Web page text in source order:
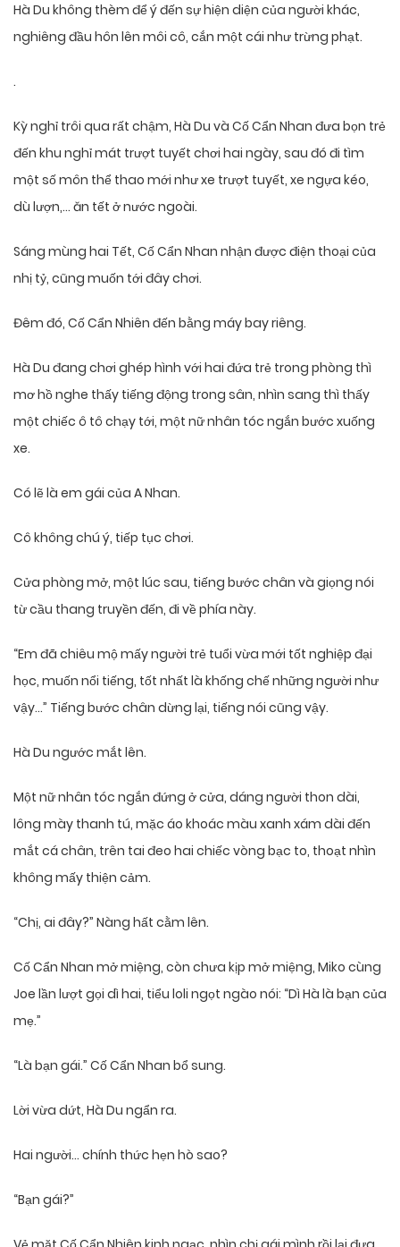
Hà Du không thèm để ý đến sự hiện diện của người khác,
nghiêng đầu hôn lên môi cô, cắn một cái như trừng phạt.
.
Kỳ nghỉ trôi qua rất chậm, Hà Du và Cố Cẩn Nhan đưa bọn trẻ
đến khu nghỉ mát trượt tuyết chơi hai ngày, sau đó đi tìm
một số môn thể thao mới như xe trượt tuyết, xe ngựa kéo,
dù lượn,… ăn tết ở nước ngoài.
Sáng mùng hai Tết, Cố Cẩn Nhan nhận được điện thoại của
nhị tỷ, cũng muốn tới đây chơi.
Đêm đó, Cố Cẩn Nhiên đến bằng máy bay riêng.
Hà Du đang chơi ghép hình với hai đứa trẻ trong phòng thì
mơ hồ nghe thấy tiếng động trong sân, nhìn sang thì thấy
một chiếc ô tô chạy tới, một nữ nhân tóc ngắn bước xuống
xe.
Có lẽ là em gái của A Nhan.
Cô không chú ý, tiếp tục chơi.
Cửa phòng mở, một lúc sau, tiếng bước chân và giọng nói
từ cầu thang truyền đến, đi về phía này.
“Em đã chiêu mộ mấy người trẻ tuổi vừa mới tốt nghiệp đại
học, muốn nổi tiếng, tốt nhất là khống chế những người như
vậy…” Tiếng bước chân dừng lại, tiếng nói cũng vậy.
Hà Du ngước mắt lên.
Một nữ nhân tóc ngắn đứng ở cửa, dáng người thon dài,
lông mày thanh tú, mặc áo khoác màu xanh xám dài đến
mắt cá chân, trên tai đeo hai chiếc vòng bạc to, thoạt nhìn
không mấy thiện cảm.
“Chị, ai đây?” Nàng hất cằm lên.
Cố Cẩn Nhan mở miệng, còn chưa kịp mở miệng, Miko cùng
Joe lần lượt gọi dì hai, tiểu loli ngọt ngào nói: “Dì Hà là bạn của
mẹ.”
“Là bạn gái.” Cố Cẩn Nhan bổ sung.
Lời vừa dứt, Hà Du ngẩn ra.
Hai người… chính thức hẹn hò sao?
“Bạn gái?”